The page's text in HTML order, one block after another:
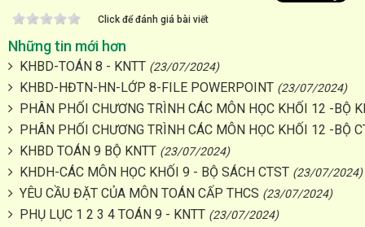
Click để đánh giá bài viết
Những tin mới hơn
KHBD-TOÁN 8 - KNTT (23/07/2024)
KHBD-HĐTN-HN-LỚP 8-FILE POWERPOINT (23/07/2024)
PHÂN PHỐI CHƯƠNG TRÌNH CÁC MÔN HỌC KHỐI 12 -BỘ
PHÂN PHỐI CHƯƠNG TRÌNH CÁC MÔN HỌC KHỐI 12 -BỘ
KHBD TOÁN 9 BỘ KNTT (23/07/2024)
KHDH-CÁC MÔN HỌC KHỐI 9 - BỘ SÁCH CTST (23/07/2024)
YÊU CẦU ĐẶT CỦA MÔN TOÁN CẤP THCS (23/07/2024)
PHỤ LỤC 1 2 3 4 TOÁN 9 - KNTT (23/07/2024)